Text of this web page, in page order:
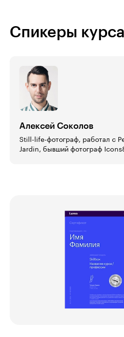
Спикеры курса
Алексей Соколов
Still-life-фотограф, работал с
Jardin, бывший фотограф